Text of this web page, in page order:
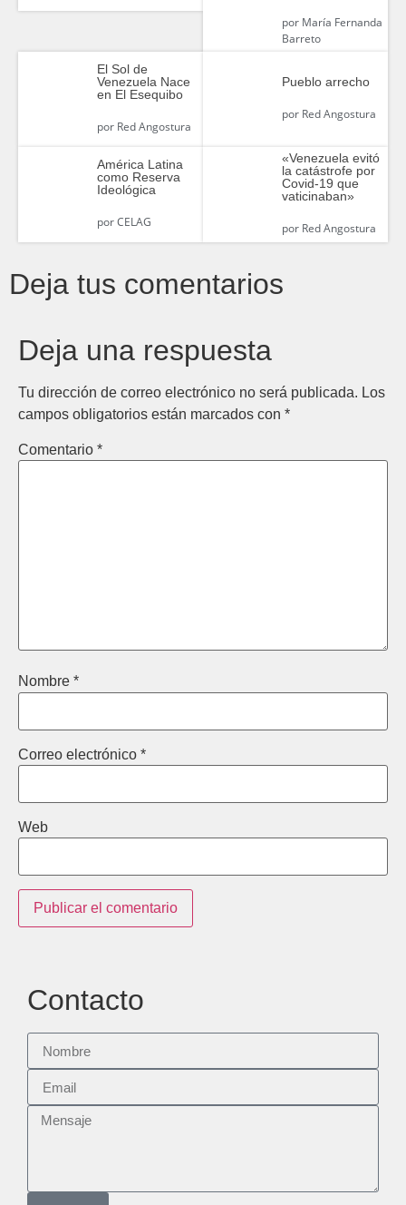
porMaría Fernanda
Barreto
El Sol de
Venezuela Nace
en El Esequibo
porRed Angostura
Pueblo arrecho
porRed Angostura
América Latina
como Reserva
Ideológica
porCELAG
«Venezuela evitó
la catástrofe por
Covid-19 que
vaticinaban»
porRed Angostura
Deja tus comentarios
Deja una respuesta
Tu dirección de correo electrónico no será publicada. Los
campos obligatorios están marcados con *
Comentario *
Nombre *
Correo electrónico *
Web
Contacto